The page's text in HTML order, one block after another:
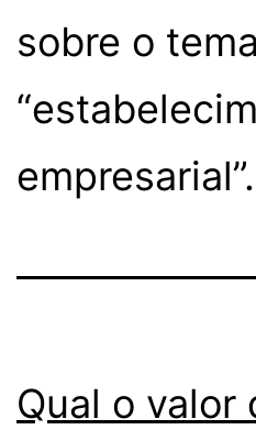
sobre o tema
Qual o valor